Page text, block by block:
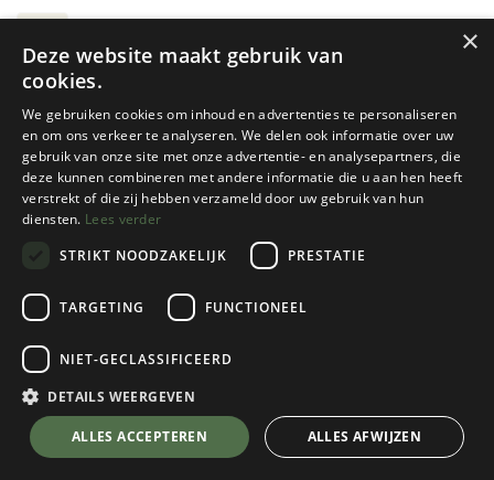
Zwarte Woud de eerste geschikte plaatsen om te
genieten van wat winters wandelplezier.
MSR
LIGHTNING ASCENT M25
1 color(s) available
€369,95
MSR
×
Deze website maakt gebruik van
cookies.
We gebruiken cookies om inhoud en advertenties te personaliseren
en om ons verkeer te analyseren. We delen ook informatie over uw
gebruik van onze site met onze advertentie- en analysepartners, die
deze kunnen combineren met andere informatie die u aan hen heeft
verstrekt of die zij hebben verzameld door uw gebruik van hun
diensten. Lees verder
STRIKT NOODZAKELIJK
PRESTATIE
TARGETING FUNCTIONEEL
NIET-GECLASSIFICEERD
DETAILS WEERGEVEN
ALLES ACCEPTEREN ALLES AFWIJZEN